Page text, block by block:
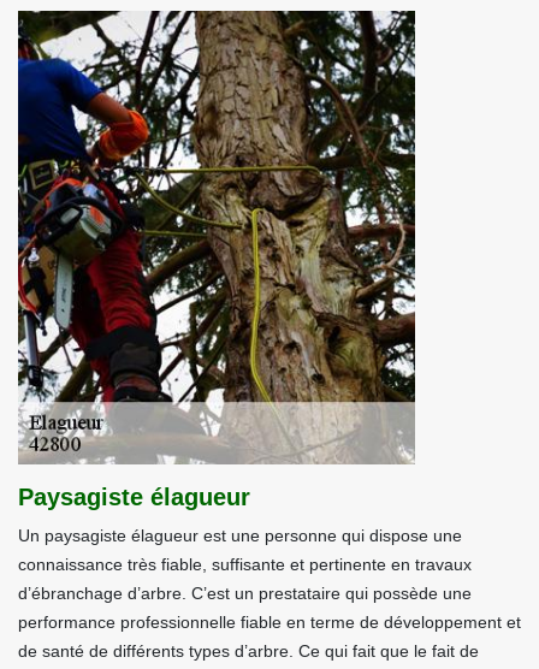
Paysagiste élagueur
Un paysagiste élagueur est une personne qui dispose une
connaissance très fiable, suffisante et pertinente en travaux
d’ébranchage d’arbre. C’est un prestataire qui possède une
performance professionnelle fiable en terme de développement et
de santé de différents types d’arbre. Ce qui fait que le fait de